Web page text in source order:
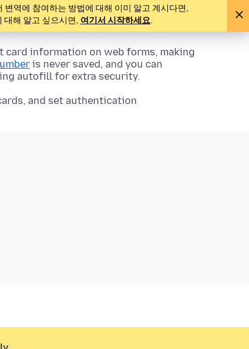
역에 참여하는 방법에 대해 이미 알고 계시다면,
대해 알고 싶으시면, 여기서 시작하세요.
information on web forms, making
is never saved, and you can
autofill for extra security.
and set authentication